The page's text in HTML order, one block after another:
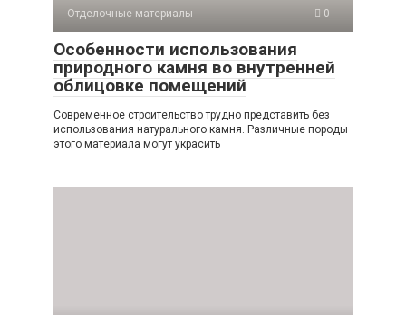
Отделочные материалы 0
Особенности использования
природного камня во внутренней
облицовке помещений
Современное строительство трудно представить без
использования натурального камня. Различные породы
этого материала могут украсить